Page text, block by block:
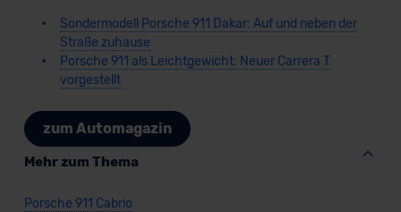
Sondermodell Porsche 911 Dakar: Auf und neben der
Straße zuhause
Porsche 911 als Leichtgewicht: Neuer Carrera T
vorgestellt
zum Automagazin
Mehr zum Thema
Porsche 911 Cabrio